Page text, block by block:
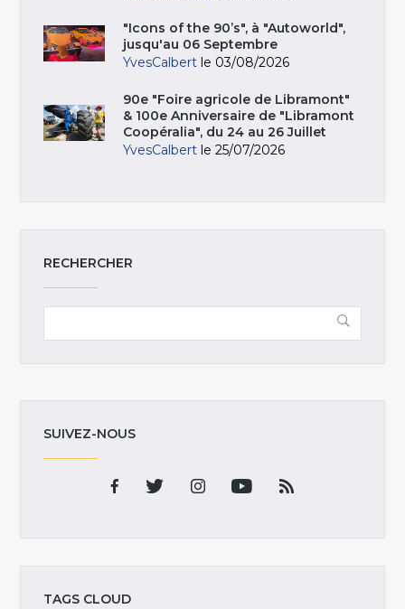
"Icons of the 90’s", à "Autoworld",
jusqu'au 06 Septembre
YvesCalbert le 03/08/2026
90e "Foire agricole de Libramont"
& 100e Anniversaire de "Libramont
Coopéralia", du 24 au 26 Juillet
YvesCalbert le 25/07/2026
RECHERCHER
SUIVEZ-NOUS
TAGS CLOUD